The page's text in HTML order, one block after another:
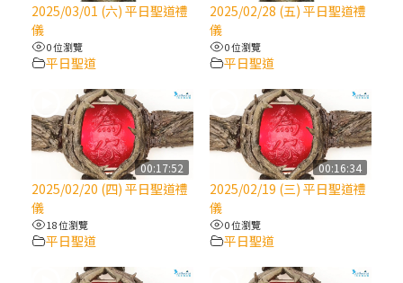
2025/10/10【萬物讚頌頌歌 – 太陽與生態音
樂會】紀念聖方濟與已逝教宗方濟各（上）
(9完結)黃敏正主教帶你做【將臨期避靜】—
匝凱的「新生命」：利他與內化
(8)黃敏正主教帶你做【將臨期避靜】—耶穌
降生成人與人同在＝「厄瑪努爾」
(7)黃敏正主教帶你做【將臨期避靜】—耶穌
降生人間，需要人的「接納」
2025/03/01 (六) 平日聖道禮
儀
0 位瀏覽
平日聖道
2025/02/28 (五) 平日聖道禮
儀
0 位瀏覽
平日聖道
00:17:52
2025/02/20 (四) 平日聖道禮
儀
18 位瀏覽
平日聖道
00:16:34
2025/02/19 (三) 平日聖道禮
儀
0 位瀏覽
平日聖道